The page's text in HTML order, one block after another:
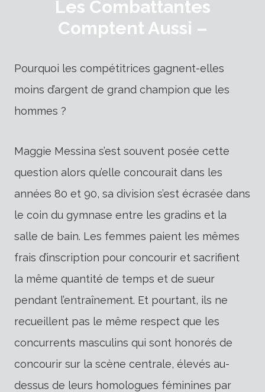
Les Combattantes
Comptent Aussi –
Pourquoi les compétitrices gagnent-elles
moins d’argent de grand champion que les
hommes ?
Maggie Messina s’est souvent posée cette
question alors qu’elle concourait dans les
années 80 et 90, sa division s’est écrasée dans
le coin du gymnase entre les gradins et la
salle de bain. Les femmes paient les mêmes
frais d’inscription pour concourir et sacrifient
la même quantité de temps et de sueur
pendant l’entraînement. Et pourtant, ils ne
recueillent pas le même respect que les
concurrents masculins qui sont honorés de
concourir sur la scène centrale, élevés au-
dessus de leurs homologues féminines par